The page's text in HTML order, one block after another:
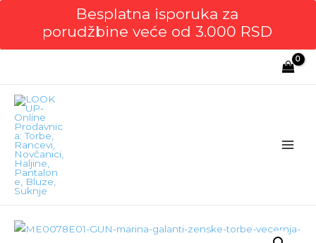
Besplatna isporuka za
porudžbine veće od 3.000 RSD